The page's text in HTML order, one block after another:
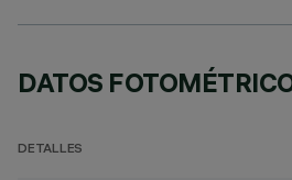
DATOS
DETALLES